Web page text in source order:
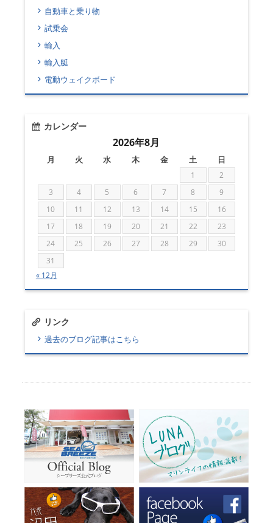
自動車と乗り物
試乗会
輸入
輸入艇
電動ウェイクボード
カレンダー
2026年8月
月 火 水 木 金 土 日
1
2
3
4 5 6 7 8
9
10
11 12 13 14 15
16
17
18 19 20 21 22
23
24
25 26 27 28 29
30
31
« 12月
リンク
過去のブログ記事はこちら